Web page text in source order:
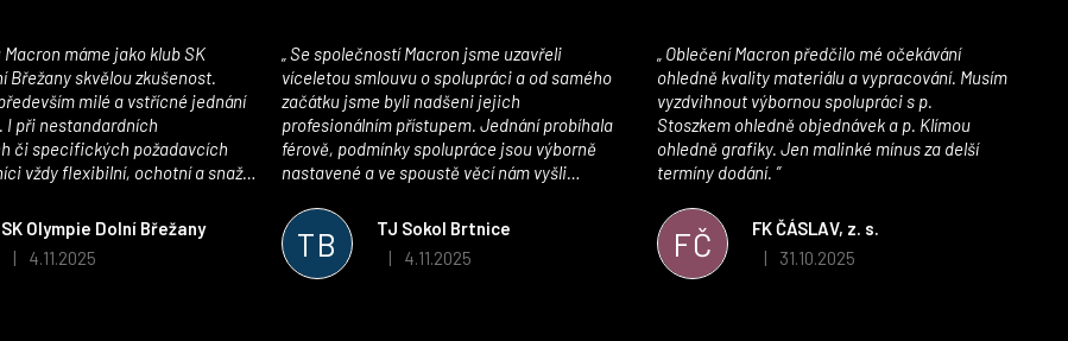
SK Olympie Dolní Břežany
Hodnocení obchodu je 5 z 5 hvězdiček.
4.11.2025
Břežany skvělou zkušenost.
milé a vstřícné jednání
I při nestandardních
či specifických požadavcích
vždy flexibilní, ochotní a snaží
odpovídá potřebám
TB
TJ Sokol Brtnice
Hodnocení obchodu je 5 z 5 hvězdiček.
4.11.2025
víceletou smlouvu o spolupráci a od samého
začátku jsme byli nadšeni jejich
profesionálním přístupem. Jednání probíhala
férově, podmínky spolupráce jsou výborně
nastavené a ve spoustě věcí nám vyšli
velmi kvalitní a příjemné na nošení. Velmi
oceňujeme také vytvoření klubového e-shopu,
který je perfektně zpracovaný a výrazně nám
FČ
FK ČÁSLAV, z. s.
Hodnocení obchodu je 5 z 5 hvězdiček.
31.10.2025
ohledně kvality materiálu a vypracování. Musím
vyzdvihnout výbornou spolupráci s p.
Stoszkem ohledně objednávek a p. Klímou
ohledně grafiky. Jen malinké mínus za delší
termíny dodání.